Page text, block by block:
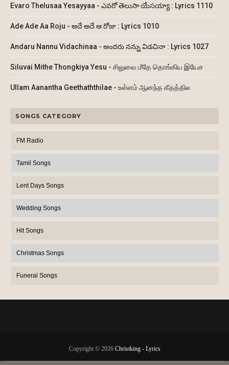
Evaro Thelusaa Yesayyaa - ఎవరో తెలుసా యేసయ్యా : Lyrics 1110
Ade Ade Aa Roju - అదే అదే ఆ రోజు : Lyrics 1010
Andaru Nannu Vidachinaa - అందరు నన్ను విడచినా : Lyrics 1027
Siluvai Mithe Thongkiya Yesu - சிலுவை மீதே தொங்கிய இயேச
Ullam Aanantha Geethaththilae - உள்ளம் ஆனந்த கீதத்தில
SONGS CATEGORY
FM Radio
Tamil Songs
Lent Days Songs
Wedding Songs
Hit Songs
Christmas Songs
Funeral Songs
Copyright © 2026 Christking - Lyrics